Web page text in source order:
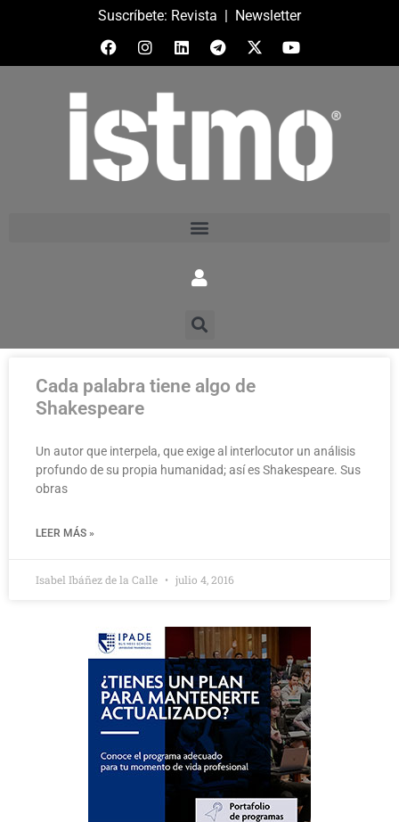
Suscríbete: Revista | Newsletter
Cada palabra tiene algo de
Shakespeare
Un autor que interpela, que exige al interlocutor un análisis
profundo de su propia humanidad; así es Shakespeare. Sus
obras
LEER MÁS »
Isabel Ibáñez de la Calle julio 4, 2016